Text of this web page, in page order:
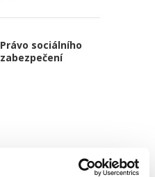
Právo sociálního
zabezpečení